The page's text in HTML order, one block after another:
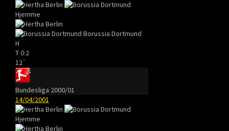
Hjemme
Borussia Dortmund
H
T0:2
12`
Bundesliga 2000/01
14/04/2001
Hjemme